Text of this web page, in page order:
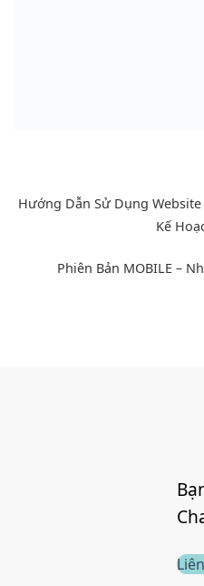
Hướng Dẫn Sử Dụng Website
Kế
Phiên Bản MOBILE –